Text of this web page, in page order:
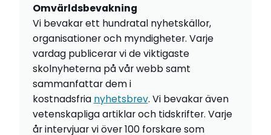
Omvärldsbevakning
Vi bevakar ett hundratal nyhetskällor,
organisationer och myndigheter. Varje
vardag publicerar vi de viktigaste
skolnyheterna på vår webb samt
sammanfattar dem i
kostnadsfria nyhetsbrev. Vi bevakar även
vetenskapliga artiklar och tidskrifter. Varje
år intervjuar vi över 100 forskare som